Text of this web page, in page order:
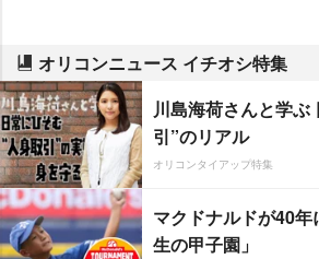
オリコンニュース イチオシ特集
川島海荷さんと学ぶ
引”のリアル
オリコンタイアップ特集
マクドナルドが40
生の甲子園」